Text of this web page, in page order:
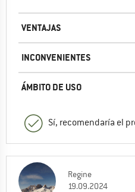
VENTAJAS
INCONVENIENTES
ÁMBITO DE USO
Sí, recomendaría el
Regine
19.09.2024